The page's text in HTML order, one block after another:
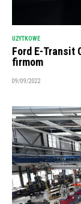
UŻYTKOWE
Ford E-Transit
firmom
09/09/2022